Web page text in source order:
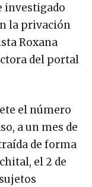
investigado
la privación
Roxana
del portal
el número
a un mes de
de forma
el 2 de